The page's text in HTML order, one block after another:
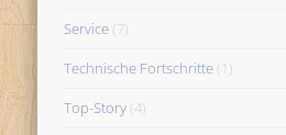
Service (7)
Technische Fortschritte (1)
Top-Story (4)